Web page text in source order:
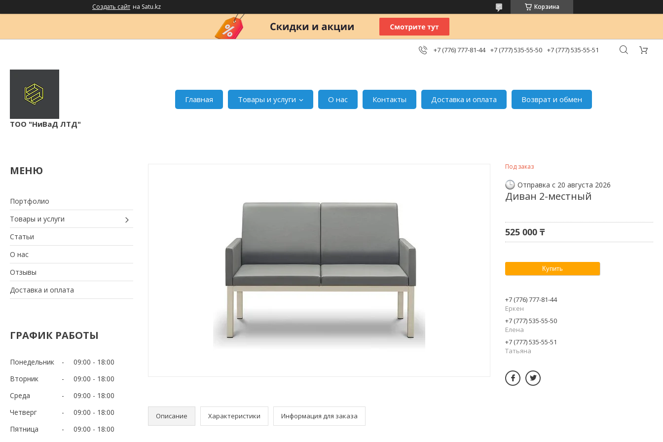
Создать сайт на Satu.kz Корзина
+7 (776) 777-81-44 +7 (777) 535-55-50 +7 (777) 535-55-51
ТОО "НиВаД ЛТД"
Главная Товары и услуги О нас Контакты Доставка и оплата Возврат и обмен
Портфолио
Товары и услуги
Статьи
О нас
Отзывы
Доставка и оплата
ГРАФИК РАБОТЫ
Понедельник 09:00
18:00
Вторник
09:00
18:00
Среда
09:00
18:00
Четверг
09:00
18:00
Пятница
09:00
18:00
Описание Характеристики Информация для заказа
Под заказ
Отправка с 20 августа 2026
Диван 2-местный
525 000 ₸
Купить
+7 (776) 777-81-44
Еркен
+7 (777) 535-55-50
Елена
+7 (777) 535-55-51
Татьяна